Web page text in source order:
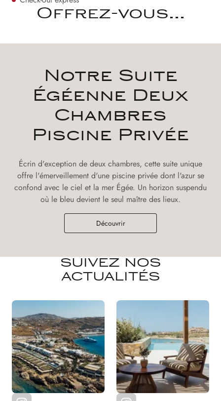
Offrez-vous...
Notre Suite
Égéenne Deux
Chambres
Piscine Privée
Écrin d'exception de deux chambres, cette suite unique
offre l'émerveillement d'une piscine privée dont l'azur se
confond avec le ciel et la mer Égée. Un horizon suspendu
où le bleu devient le seul maître des lieux.
Découvrir
SUIVEZ NOS
ACTUALITÉS